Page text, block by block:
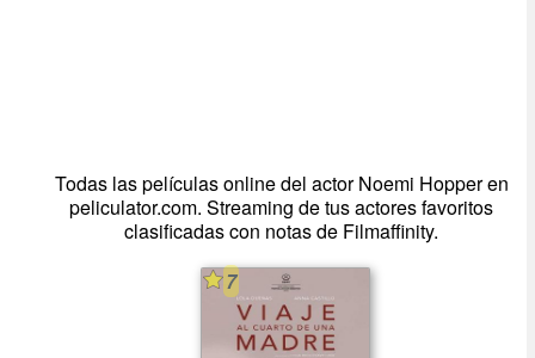
Todas las películas online del actor Noemi Hopper en
peliculator.com. Streaming de tus actores favoritos
clasificadas con notas de Filmaffinity.
7